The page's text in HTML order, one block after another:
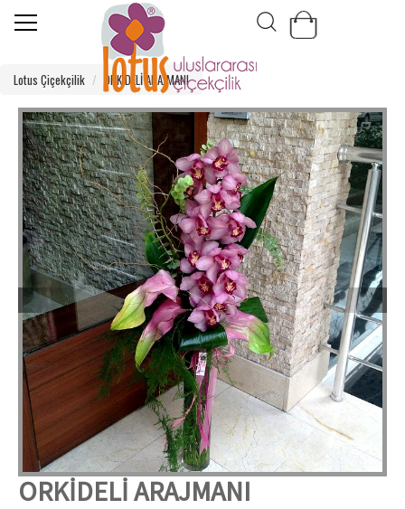
Lotus Çiçekçilik ORKİDELİ ARAJMANI
ORKİDELİ ARAJMANI